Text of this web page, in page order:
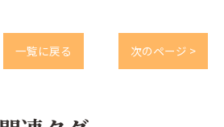
一覧に戻る 次のページ >